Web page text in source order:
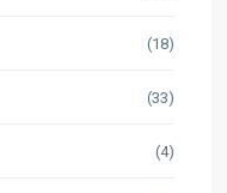
(18)
(33)
(4)